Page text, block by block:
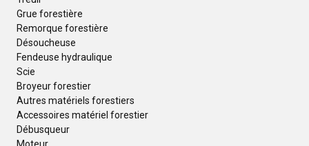
Grue forestière
Remorque forestière
Désoucheuse
Fendeuse hydraulique
Scie
Broyeur forestier
Autres matériels forestiers
Accessoires matériel forestier
Débusqueur
Moteur